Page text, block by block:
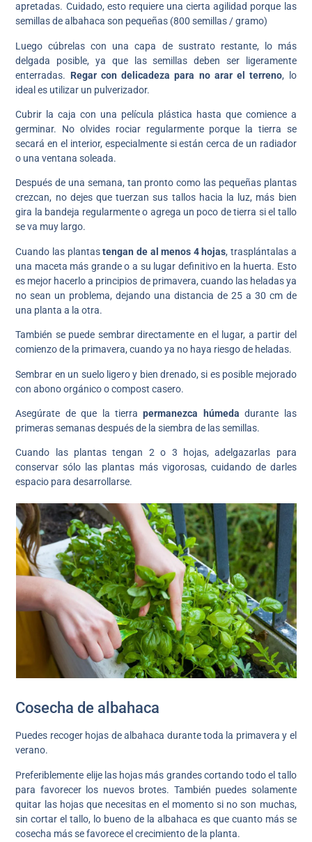
apretadas. Cuidado, esto requiere una cierta agilidad porque las
semillas de albahaca son pequeñas (800 semillas / gramo)
Luego cúbrelas con una capa de sustrato restante, lo más
delgada posible, ya que las semillas deben ser ligeramente
enterradas. Regar con delicadeza para no arar el terreno, lo
ideal es utilizar un pulverizador.
Cubrir la caja con una película plástica hasta que comience a
germinar. No olvides rociar regularmente porque la tierra se
secará en el interior, especialmente si están cerca de un radiador
o una ventana soleada.
Después de una semana, tan pronto como las pequeñas plantas
crezcan, no dejes que tuerzan sus tallos hacia la luz, más bien
gira la bandeja regularmente o agrega un poco de tierra si el tallo
se va muy largo.
Cuando las plantastengan de al menos 4 hojas, trasplántalas a
una maceta más grande o a su lugar definitivo en la huerta. Esto
es mejor hacerlo a principios de primavera, cuando las heladas ya
no sean un problema, dejando una distancia de 25 a 30 cm de
una planta a la otra.
También se puede sembrar directamente en el lugar, a partir del
comienzo de la primavera, cuando ya no haya riesgo de heladas.
Sembrar en un suelo ligero y bien drenado, si es posible mejorado
con abono orgánico o compost casero.
Asegúrate de que la tierrapermanezca húmeda durante las
primeras semanas después de la siembra de las semillas.
Cuando las plantas tengan 2 o 3 hojas, adelgazarlas para
conservar sólo las plantas más vigorosas, cuidando de darles
espacio para desarrollarse.
Cosecha de albahaca
Puedes recoger hojas de albahaca durante toda la primavera y el
verano.
Preferiblemente elije las hojas más grandes cortando todo el tallo
para favorecer los nuevos brotes. También puedes solamente
quitar las hojas que necesitas en el momento si no son muchas,
sin cortar el tallo, lo bueno de la albahaca es que cuanto más se
cosecha más se favorece el crecimiento de la planta.